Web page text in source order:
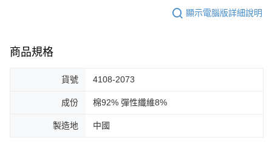
顯示電腦版詳細說明
商品規格
貨號 4108-2073
成份 棉92% 彈性纖維8%
製造地 中國